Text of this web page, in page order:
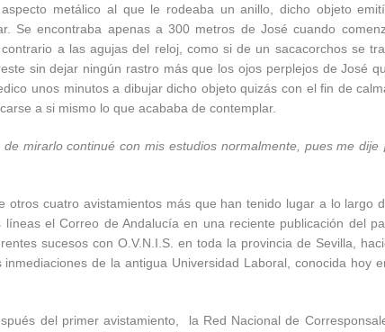
metálico al que le rodeaba un anillo, dicho objeto
Se encontraba apenas a 300 metros de José cuando
a las agujas del reloj, como si de un sacacorchos se
sin dejar ningún rastro más que los ojos perplejos de José
unos minutos a dibujar dicho objeto quizás con el fin de
a si mismo lo que acababa de contemplar.
de mirarlo continué con mis estudios normalmente, pues me dije
otros cuatro avistamientos más que han tenido lugar a lo largo
el Correo de Andalucía en una reciente publicación del
sucesos con O.V.N.I.S. en toda la provincia de Sevilla,
de la antigua Universidad Laboral, conocida hoy
del primer avistamiento, la Red Nacional de